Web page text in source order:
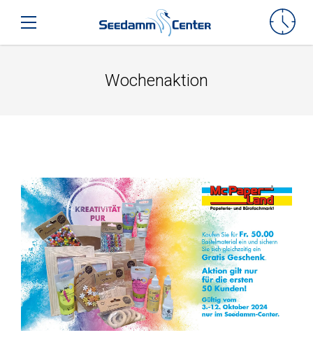
Seedamm-Center
Toggle mobile navigation
Wochenaktion